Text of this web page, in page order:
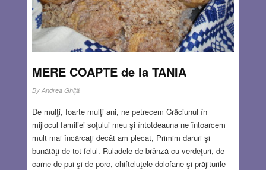
MERE COAPTE de la TANIA
By Andrea Ghiţă
De mulţi, foarte mulţi ani, ne petrecem Crăciunul în
mijlocul familiei soţului meu şi întotdeauna ne întoarcem
mult mai încărcaţi decât am plecat, Primim daruri şi
bunătăţi de tot felul. Ruladele de brânză cu verdeţuri, de
carne de pui şi de porc, chifteluţele dolofane şi prăjiturile